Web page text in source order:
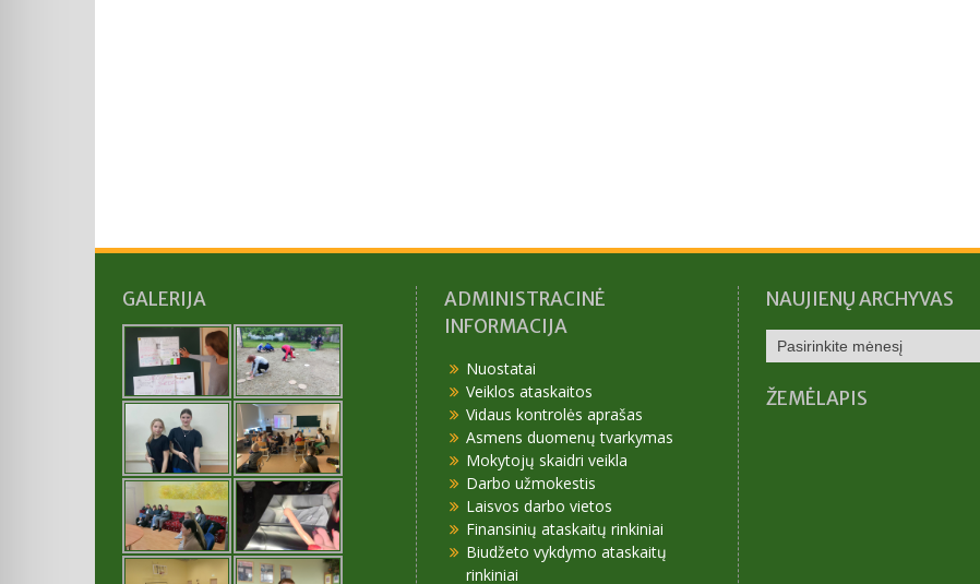
GALERIJA
ADMINISTRACINĖ
INFORMACIJA
Nuostatai
Veiklos ataskaitos
Vidaus kontrolės aprašas
Asmens duomenų tvarkymas
Mokytojų skaidri veikla
Darbo užmokestis
Laisvos darbo vietos
Finansinių ataskaitų rinkiniai
Biudžeto vykdymo ataskaitų
rinkiniai
NAUJIENŲ ARCHYVAS
NAUJIENŲ
ARCHYVAS
ŽEMĖLAPIS